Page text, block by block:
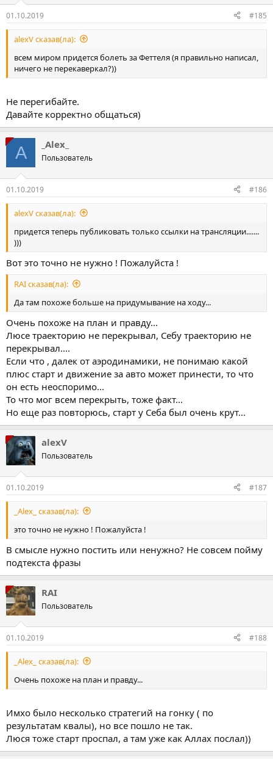
01.10.2019 #185
alexV сказав(ла):
всем миром придется болеть за Феттеля (я правильно написал,
ничего не перекаверкал?))
Не перегибайте.
Давайте корректно общаться)
A _Alex_
Пользователь
01.10.2019 #186
alexV сказав(ла):
придется теперь публиковать только ссылки на трансляции.......
)))
Вот это точно не нужно ! Пожалуйста !
RAI сказав(ла):
Да там похоже больше на придумывание на ходу...
Очень похоже на план и правду...
Люсе траекторию не перекрывал, Себу траекторию не
перекрывал....
Если что , далек от аэродинамики, не понимаю какой
плюс старт и движение за авто может принести, то что
он есть неоспоримо...
То что мог всем перекрыть, тоже факт...
Но еще раз повторюсь, старт у Себа был очень крут...
alexV
Пользователь
01.10.2019 #187
_Alex_ сказав(ла):
это точно не нужно ! Пожалуйста !
В смысле нужно постить или ненужно? Не совсем пойму
подтекста фразы
RAI
Пользователь
01.10.2019 #188
_Alex_ сказав(ла):
Очень похоже на план и правду...
Имхо было несколько стратегий на гонку ( по
результатам квалы), но все пошло не так.
Люся тоже старт проспал, а там уже как Аллах послал))